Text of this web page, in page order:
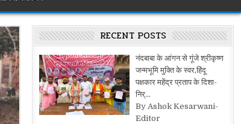
RECENT POSTS
नंदबाबा के आंगन से गूंजे श्रीकृष्ण
जन्मभूमि मुक्ति के स्वर,हिंदू
पक्षकार महेंद्र प्रताप के दिशा-
निर्…
By Ashok Kesarwani-
Editor